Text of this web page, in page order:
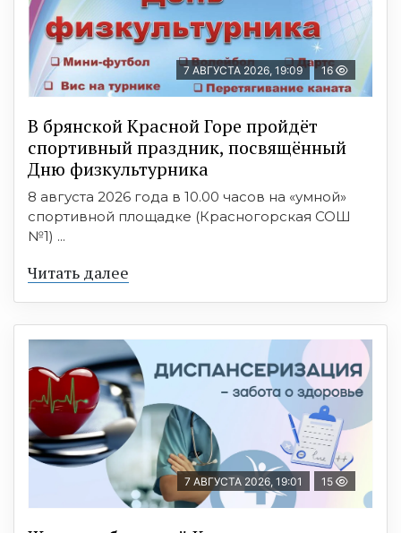
7 АВГУСТА 2026, 19:09 16
В брянской Красной Горе пройдёт
спортивный праздник, посвящённый
Дню физкультурника
8 августа 2026 года в 10.00 часов на «умной»
спортивной площадке (Красногорская СОШ
№1) ...
Читать далее
7 АВГУСТА 2026, 19:01 15